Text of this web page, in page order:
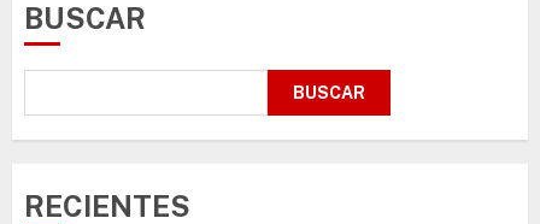
BUSCAR
BUSCAR
RECIENTES